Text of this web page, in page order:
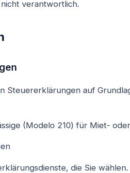
verantwortlich.
Steuererklärungen auf
(Modelo 210) für Miet-
die Sie wählen.